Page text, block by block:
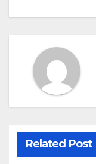
Related Post